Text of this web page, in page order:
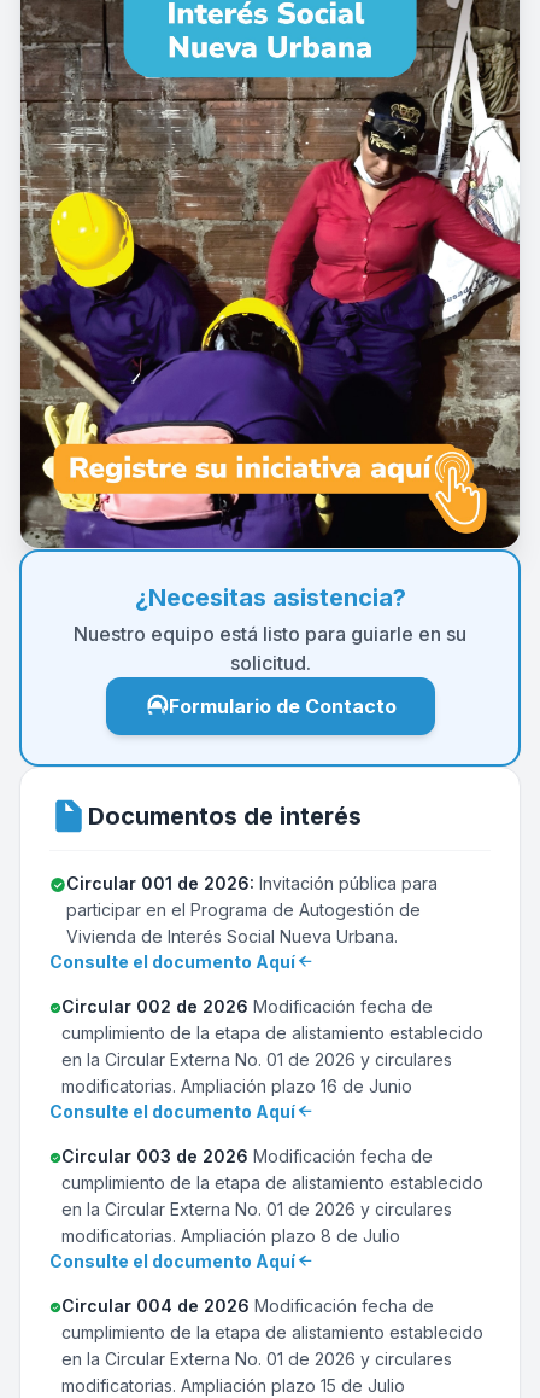
¿Necesitas asistencia?
Nuestro equipo está listo para guiarle en su
solicitud.
Formulario de Contacto
Documentos de interés
Circular 001 de 2026: Invitación pública para
participar en el Programa de Autogestión de
Vivienda de Interés Social Nueva Urbana.
Consulte el documento Aquí
Circular 002 de 2026 Modificación fecha de
cumplimiento de la etapa de alistamiento establecido
en la Circular Externa No. 01 de 2026 y circulares
modificatorias. Ampliación plazo 16 de Junio
Consulte el documento Aquí
Circular 003 de 2026 Modificación fecha de
cumplimiento de la etapa de alistamiento establecido
en la Circular Externa No. 01 de 2026 y circulares
modificatorias. Ampliación plazo 8 de Julio
Consulte el documento Aquí
Circular 004 de 2026 Modificación fecha de
cumplimiento de la etapa de alistamiento establecido
en la Circular Externa No. 01 de 2026 y circulares
modificatorias. Ampliación plazo 15 de Julio